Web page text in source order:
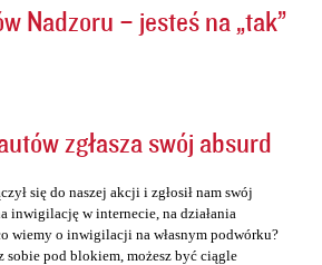
Nadzoru – jesteś na „tak”
zgłasza swój absurd
się do naszej akcji i zgłosił nam swój
inwigilację w internecie, na działania
wiemy o inwigilacji na własnym podwórku?
sobie pod blokiem, możesz być ciągle